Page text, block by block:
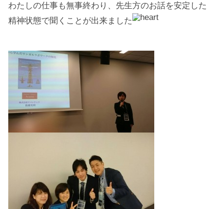
わたしの仕事も無事終わり、先生方のお話を安定した
精神状態で聞くことが出来ました